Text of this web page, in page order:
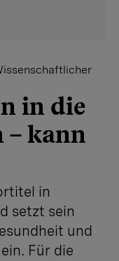
in die
– kann
in
setzt sein
und
Für die